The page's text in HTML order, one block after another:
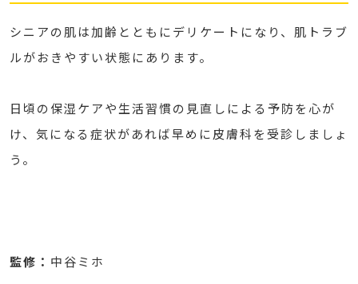
シニアの肌は加齢とともにデリケートになり、肌トラブ
ルがおきやすい状態にあります。
日頃の保湿ケアや生活習慣の見直しによる予防を心が
け、気になる症状があれば早めに皮膚科を受診しましょ
う。
監修： 中谷ミホ